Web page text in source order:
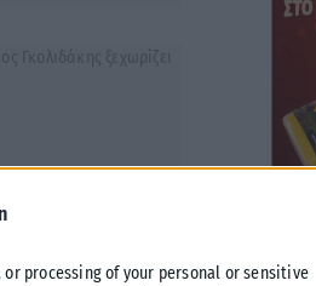
processing of your personal or sensitive